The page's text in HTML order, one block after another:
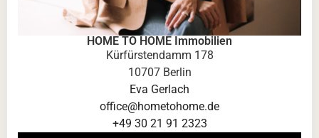
HOME TO HOME Immobilien
Kürfürstendamm 178
10707 Berlin
Eva Gerlach
office@hometohome.de
+49 30 21 91 2323